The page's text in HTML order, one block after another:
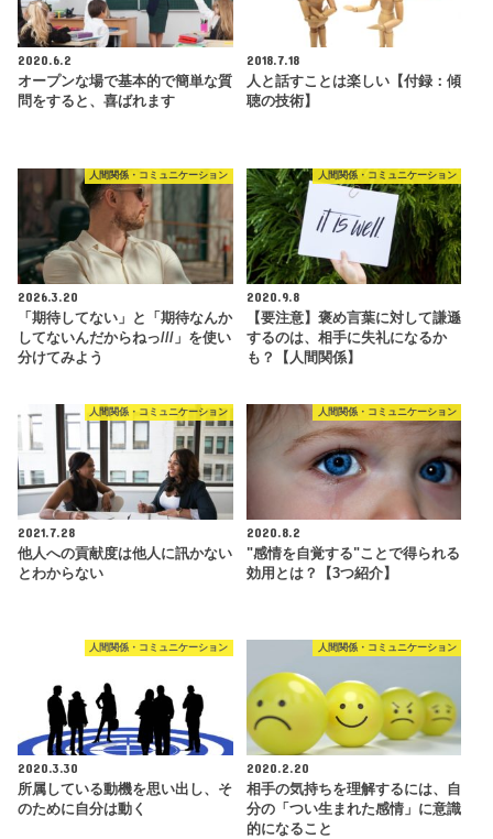
2020.6.2
オープンな場で基本的で簡単な質
問をすると、喜ばれます
2018.7.18
人と話すことは楽しい【付録：傾
聴の技術】
人間関係・コミュニケーション
2026.3.20
「期待してない」と「期待なんか
してないんだからねっ///」を使い
分けてみよう
人間関係・コミュニケーション
2020.9.8
【要注意】褒め言葉に対して謙遜
するのは、相手に失礼になるか
も？【人間関係】
人間関係・コミュニケーション
2021.7.28
他人への貢献度は他人に訊かない
とわからない
人間関係・コミュニケーション
2020.8.2
"感情を自覚する"ことで得られる
効用とは？【3つ紹介】
人間関係・コミュニケーション
2020.3.30
所属している動機を思い出し、そ
のために自分は動く
人間関係・コミュニケーション
2020.2.20
相手の気持ちを理解するには、自
分の「つい生まれた感情」に意識
的になること